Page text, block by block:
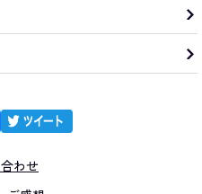
わせ